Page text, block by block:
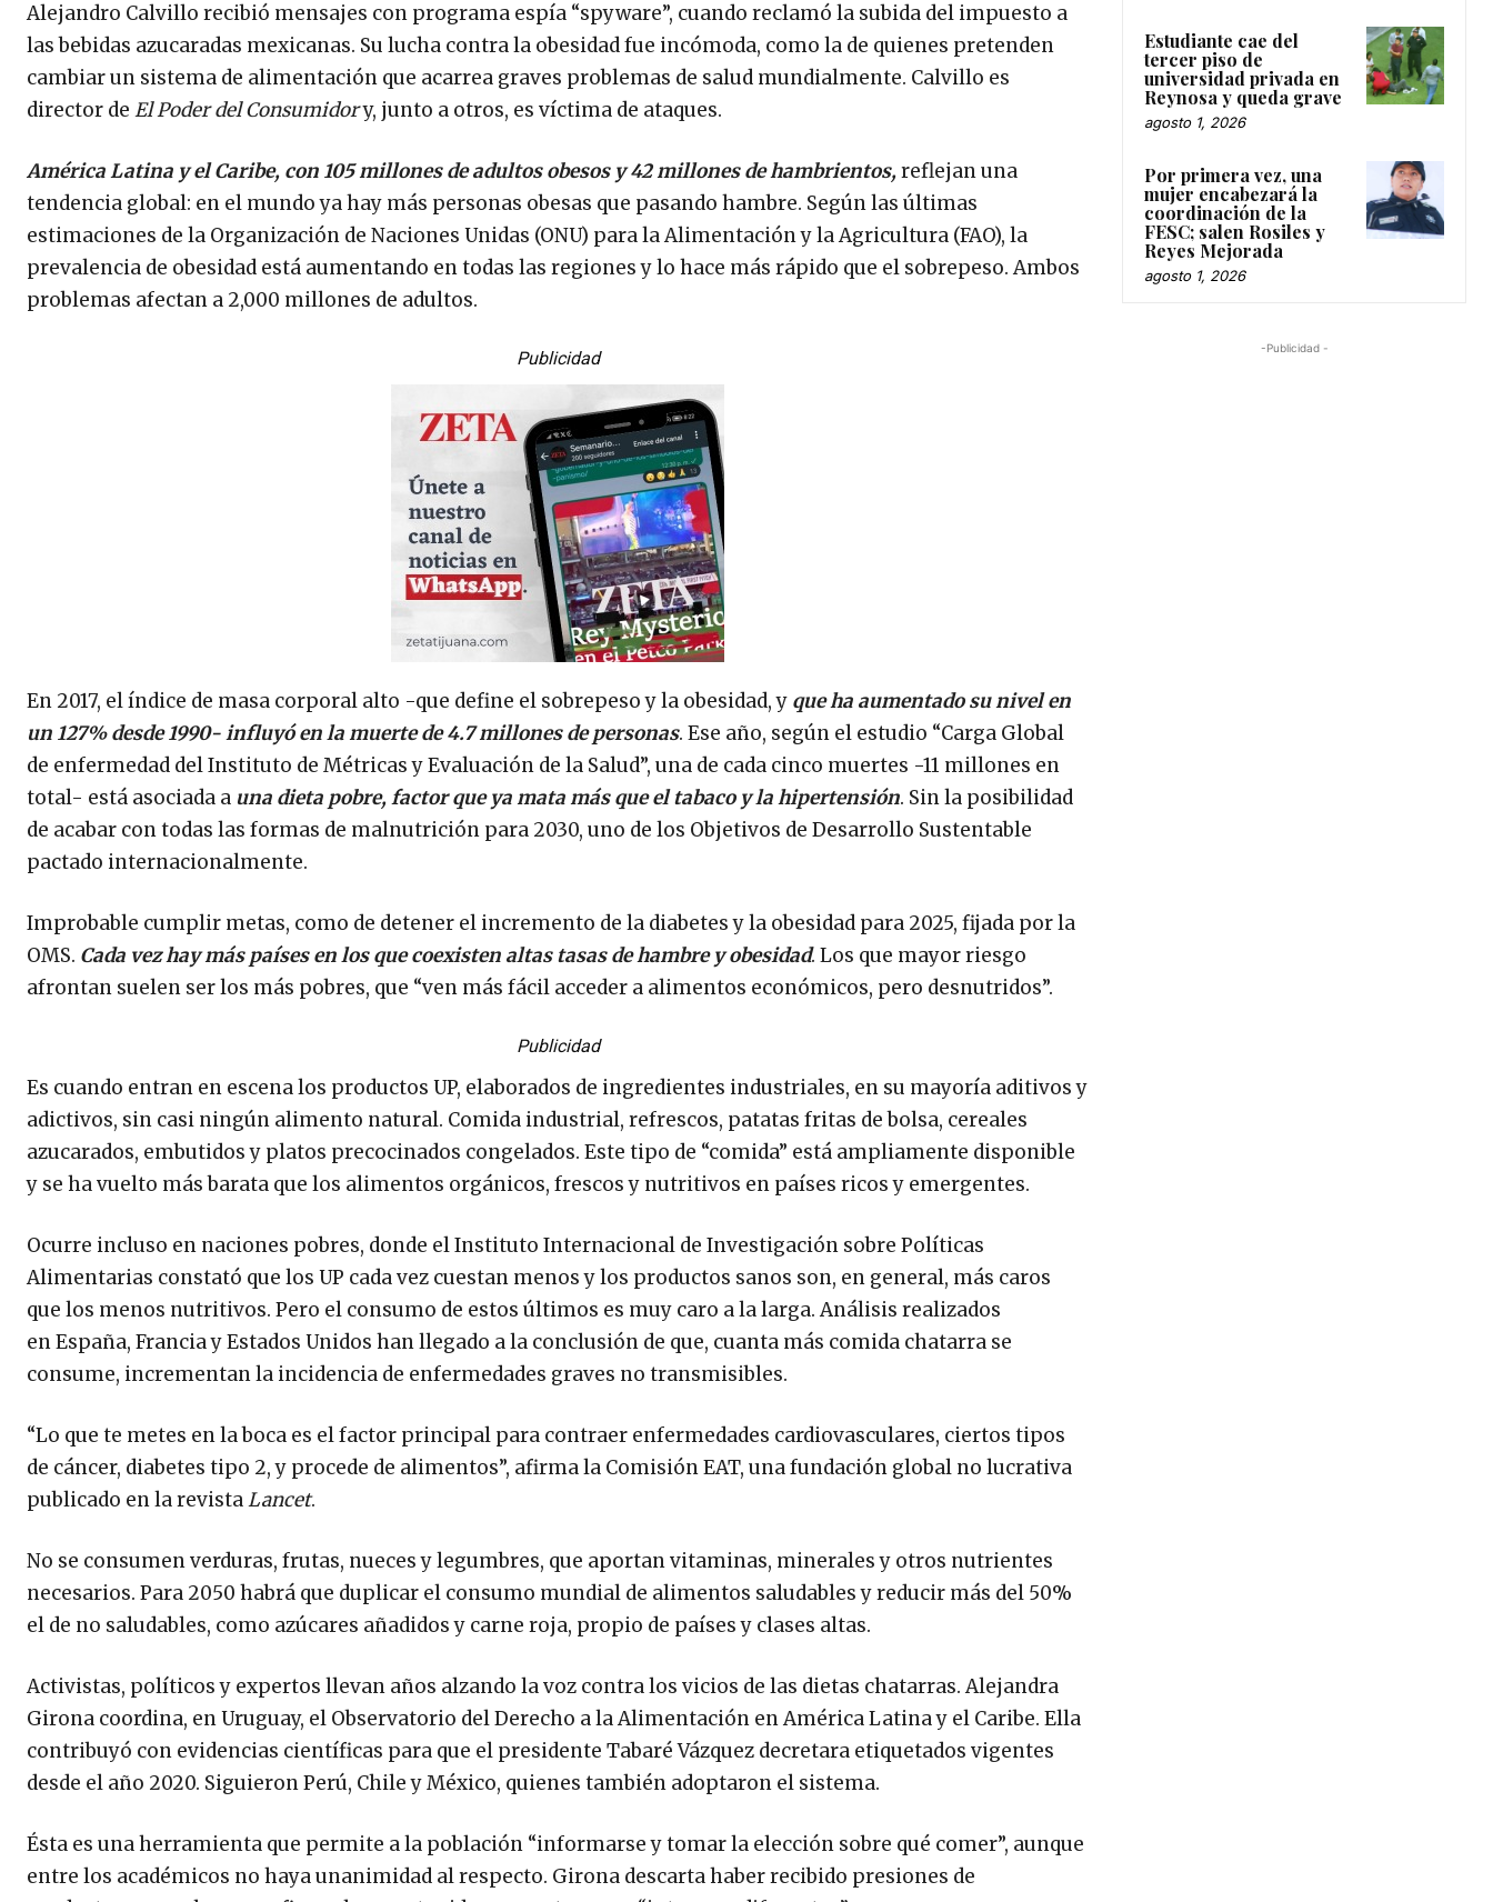
Alejandro Calvillo recibió mensajes con programa espía “spyware”, cuando reclamó la subida del impuesto a
las bebidas azucaradas mexicanas. Su lucha contra la obesidad fue incómoda, como la de quienes pretenden
cambiar un sistema de alimentación que acarrea graves problemas de salud mundialmente. Calvillo es
director de El Poder del Consumidory, junto a otros, es víctima de ataques.
América Latina y el Caribe, con 105 millones de adultos obesos y 42 millones de hambrientos,reflejan una
tendencia global: en el mundo ya hay más personas obesas que pasando hambre. Según las últimas
estimaciones de la Organización de Naciones Unidas (ONU) para la Alimentación y la Agricultura (FAO), la
prevalencia de obesidad está aumentando en todas las regiones y lo hace más rápido que el sobrepeso. Ambos
problemas afectan a 2,000 millones de adultos.
Publicidad
En 2017, el índice de masa corporal alto -que define el sobrepeso y la obesidad, y que ha aumentado su nivel en
un 127% desde 1990- influyó en la muerte de 4.7 millones de personas. Ese año, según el estudio “Carga Global
de enfermedad del Instituto de Métricas y Evaluación de la Salud”, una de cada cinco muertes -11 millones en
total- está asociada a una dieta pobre, factor que ya mata más que el tabaco y la hipertensión. Sin la posibilidad
de acabar con todas las formas de malnutrición para 2030, uno de los Objetivos de Desarrollo Sustentable
pactado internacionalmente.
Improbable cumplir metas, como de detener el incremento de la diabetes y la obesidad para 2025, fijada por la
OMS. Cada vez hay más países en los que coexisten altas tasas de hambre y obesidad. Los que mayor riesgo
afrontan suelen ser los más pobres, que “ven más fácil acceder a alimentos económicos, pero desnutridos”.
Publicidad
Es cuando entran en escena los productos UP, elaborados de ingredientes industriales, en su mayoría aditivos y
adictivos, sin casi ningún alimento natural. Comida industrial, refrescos, patatas fritas de bolsa, cereales
azucarados, embutidos y platos precocinados congelados. Este tipo de “comida” está ampliamente disponible
y se ha vuelto más barata que los alimentos orgánicos, frescos y nutritivos en países ricos y emergentes.
Ocurre incluso en naciones pobres, donde el Instituto Internacional de Investigación sobre Políticas
Alimentarias constató que los UP cada vez cuestan menos y los productos sanos son, en general, más caros
que los menos nutritivos. Pero el consumo de estos últimos es muy caro a la larga. Análisis realizados
en España, Francia y Estados Unidos han llegado a la conclusión de que, cuanta más comida chatarra se
consume, incrementan la incidencia de enfermedades graves no transmisibles.
“Lo que te metes en la boca es el factor principal para contraer enfermedades cardiovasculares, ciertos tipos
de cáncer, diabetes tipo 2, y procede de alimentos”, afirma la Comisión EAT, una fundación global no lucrativa
publicado en la revistaLancet.
No se consumen verduras, frutas, nueces y legumbres, que aportan vitaminas, minerales y otros nutrientes
necesarios. Para 2050 habrá que duplicar el consumo mundial de alimentos saludables y reducir más del 50%
el de no saludables, como azúcares añadidos y carne roja, propio de países y clases altas.
Activistas, políticos y expertos llevan años alzando la voz contra los vicios de las dietas chatarras. Alejandra
Girona coordina, en Uruguay, el Observatorio del Derecho a la Alimentación en América Latina y el Caribe. Ella
contribuyó con evidencias científicas para que el presidente Tabaré Vázquez decretara etiquetados vigentes
desde el año 2020. Siguieron Perú, Chile y México, quienes también adoptaron el sistema.
Ésta es una herramienta que permite a la población “informarse y tomar la elección sobre qué comer”, aunque
entre los académicos no haya unanimidad al respecto. Girona descarta haber recibido presiones de
Estudiante cae del
tercer piso de
universidad privada en
Reynosa y queda grave
agosto 1, 2026
Por primera vez, una
mujer encabezará la
coordinación de la
FESC; salen Rosiles y
Reyes Mejorada
agosto 1, 2026
-Publicidad -